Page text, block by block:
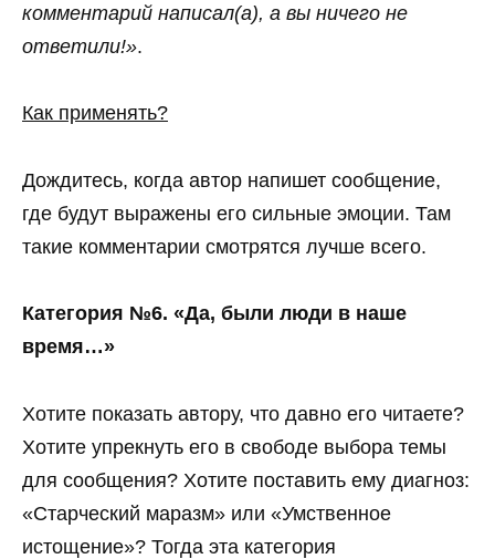
комментарий написал(а), а вы ничего не
ответили!».
Как применять?
Дождитесь, когда автор напишет сообщение,
где будут выражены его сильные эмоции. Там
такие комментарии смотрятся лучше всего.
Категория №6. «Да, были люди в наше
время…»
Хотите показать автору, что давно его читаете?
Хотите упрекнуть его в свободе выбора темы
для сообщения? Хотите поставить ему диагноз:
«Старческий маразм» или «Умственное
истощение»? Тогда эта категория